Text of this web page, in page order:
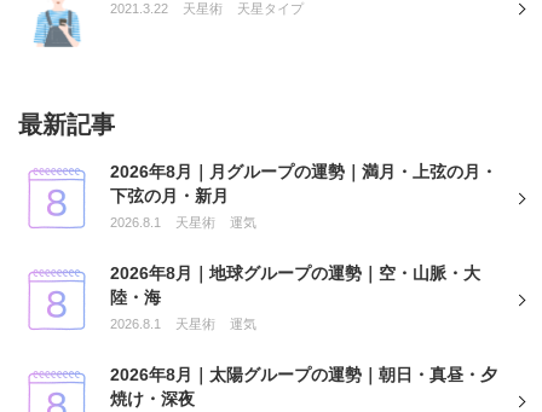
2021.3.22 天星術 天星タイプ
最新記事
2026年8月｜月グループの運勢｜満月・上弦の月・
下弦の月・新月
2026.8.1 天星術 運気
2026年8月｜地球グループの運勢｜空・山脈・大
陸・海
2026.8.1 天星術 運気
2026年8月｜太陽グループの運勢｜朝日・真昼・夕
焼け・深夜